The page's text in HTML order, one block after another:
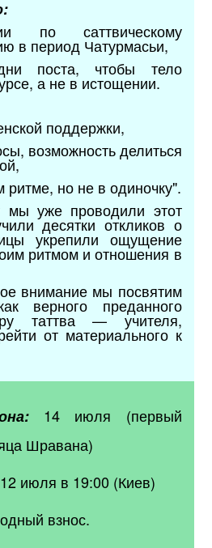
по саттвическому
в период Чатурмасьи,
поста, чтобы тело
а не в истощении.
поддержки,
возможность делиться
но не в одиночку".
уже проводили этот
десятки откликов о
укрепили ощущение
ритмом и отношения в
внимание мы посвятим
верного преданного
таттва — учителя,
от материального к
14 июля (первый
Шравана)
12 июля в 19:00 (Киев)
взнос.